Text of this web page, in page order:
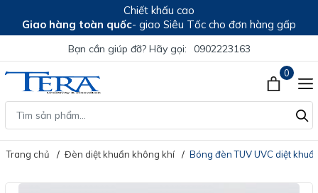
Chiết khấu cao
Giao hàng toàn quốc- giao Siêu Tốc cho đơn hàng gấp
Bạn cần giúp đỡ? Hãy gọi: 0902223163
0
Trang chủ Đèn diệt khuẩn không khí Bóng đèn TUV UVC diệt